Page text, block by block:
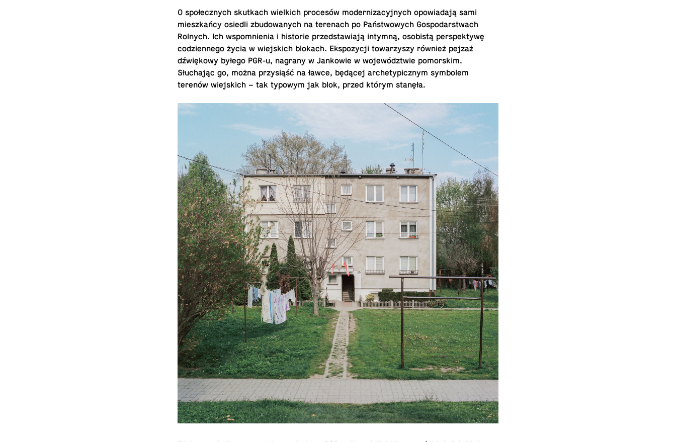
O społecznych skutkach wiel­kich procesów mod­ern­iza­cyjnych opowiadają sami
mieszkańcy osiedli zbu­dowanych na ter­e­nach po Państwowych Gospo­darst­wach
Rolnych. Ich wspom­nienia i his­to­rie przed­staw­iają intymną, osobistą per­spek­tywę
codzi­en­nego życia w wiejs­kich blokach. Ek­spozy­cji to­warzyszy również pejzaż
dźwiękowy byłego PGR-u, nagrany w Jankowie w województwie po­morskim.
Słuchając go, można przysiąść na ławce, będącej ar­che­typ­icznym sym­bolem
terenów wiejs­kich – tak typowym jak blok, przed którym stanęła.